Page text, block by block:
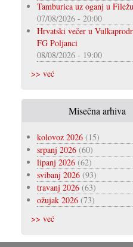
Tamburica uz oganj u Filežu
07/08/2026 - 20:00
Hrvatski večer u
FG Poljanci
08/08/2026 - 19:00
>> već
Misečna arhiva
kolovoz 2026(15)
srpanj 2026(60)
lipanj 2026(62)
svibanj 2026(93)
travanj 2026(63)
ožujak 2026(73)
>> već